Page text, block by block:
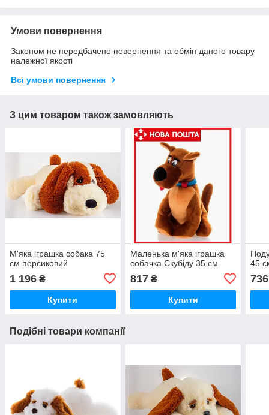
Умови повернення
Законом не передбачено повернення та обмін даного товару
належної якості
Всі умови повернення
З цим товаром також замовляють
М'яка іграшка собака 75
см персиковий
1 196 ₴
Купити
Маленька м'яка іграшка
собачка Скубіду 35 см
817₴
Купити
45
736
Подібні товари компанії